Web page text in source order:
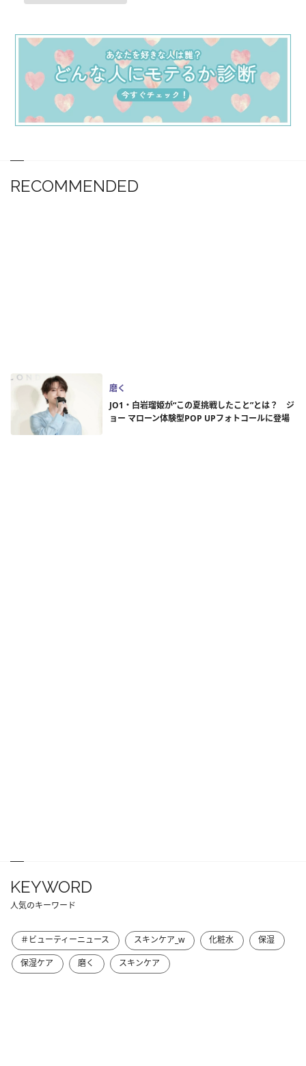
RECOMMENDED
磨く
JO1・白岩瑠姫が“この夏挑戦したこと”とは？ ジ
ョー マローン体験型POP UPフォトコールに登場
KEYWORD
人気のキーワード
＃ビューティーニュース スキンケア_w 化粧水
保湿
保湿ケア
磨く スキンケア